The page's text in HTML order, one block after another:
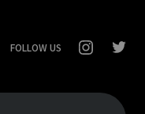
FOLLOW US